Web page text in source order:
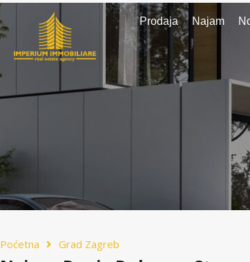
Prodaja Najam
Poćetna Grad Zagreb